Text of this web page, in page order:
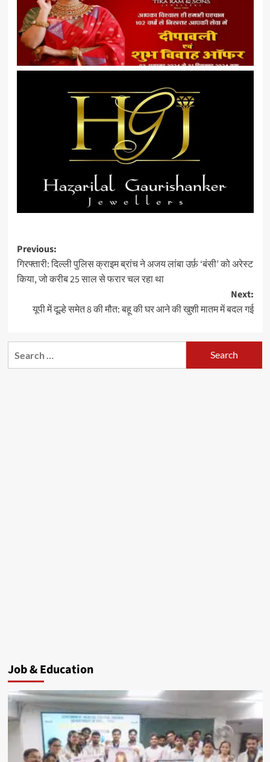
Post
navigation
Previous:
गिरफ्तारी: दिल्ली पुलिस क्राइम ब्रांच ने अजय लांबा उर्फ़ ‘बंसी’ को अरेस्ट
किया, जो करीब 25 साल से फरार चल रहा था
Next:
यूपी में दूल्हे समेत 8 की मौत: बहू की घर आने की खुशी मातम में बदल गई
Job & Education